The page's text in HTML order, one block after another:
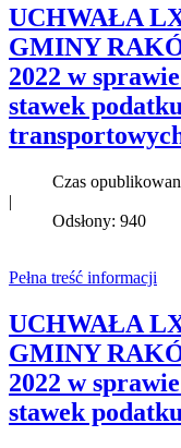
UCHWAŁA
GMINY
2022 w
stawek
Czas
|
Odsłony: 940
Pełna treść informacji
UCHWAŁA
GMINY
2022 w
stawek